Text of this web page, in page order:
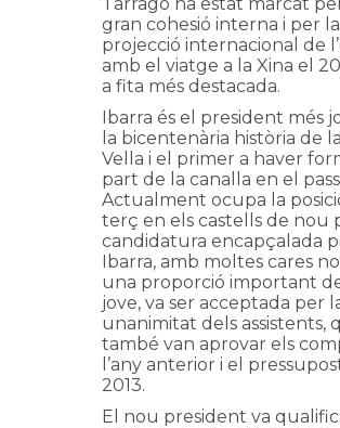
gran cohesió interna i per la
projecció internacional de
amb el viatge a la Xina el
a fita més destacada.
Ibarra és el president més
la bicentenària història de
Vella i el primer a haver
part de la canalla en el
Actualment ocupa la
terç en els castells de nou
candidatura encapçalada
Ibarra, amb moltes cares
una proporció important
jove, va ser acceptada per
unanimitat dels assistents,
també van aprovar els
l’any anterior i el
2013.
El nou president va